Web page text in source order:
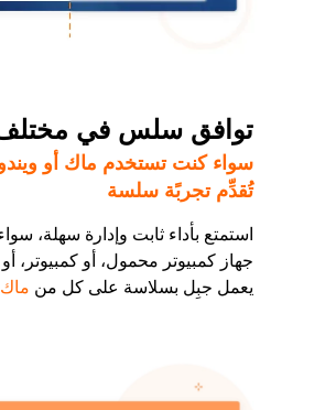
توافق سلس في مختلف
سواء كنت تستخدم ماك أو
تُقدِّم تجربًة سلسة
استمتع بأداء ثابت وإدارة سهلة،
جهاز كمبيوتر محمول، أو كمبيوتر،
يعمل جبِل بسلاسة على كل من ماك